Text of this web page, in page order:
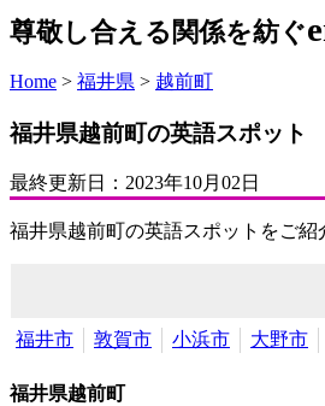
尊敬し合える関係を紡ぐ
Home > 福井県 > 越前町
福井県越前町の英語スポット
最終更新日： 2023年10月02日
福井県越前町の英語スポットをご
福井市 敦賀市 小浜市 大野市
福井県越前町